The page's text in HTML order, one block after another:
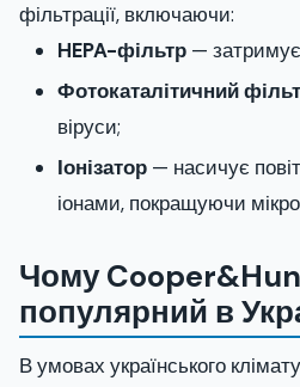
фільтрації, включаючи:
HEPA-фільтр —
Фотокаталітичний
віруси;
Іонізатор — насичує
іонами, покращуючи
Чому
популярний в
В умовах українського